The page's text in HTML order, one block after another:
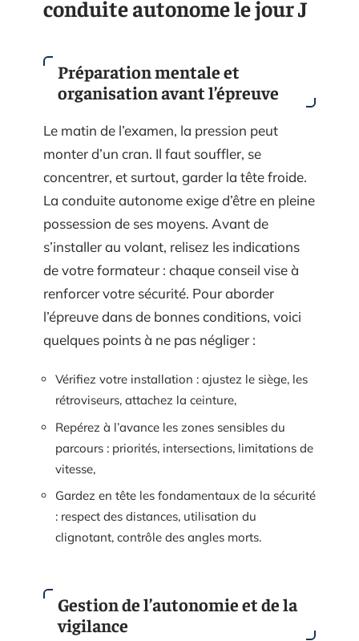
conduite autonome le jour J
Préparation mentale et
organisation avant l’épreuve
Le matin de l’examen, la pression peut
monter d’un cran. Il faut souffler, se
concentrer, et surtout, garder la tête froide.
La conduite autonome exige d’être en pleine
possession de ses moyens. Avant de
s’installer au volant, relisez les indications
de votre formateur : chaque conseil vise à
renforcer votre sécurité. Pour aborder
l’épreuve dans de bonnes conditions, voici
quelques points à ne pas négliger :
Vérifiez votre installation : ajustez le siège, les
rétroviseurs, attachez la ceinture,
Repérez à l’avance les zones sensibles du
parcours : priorités, intersections, limitations de
vitesse,
Gardez en tête les fondamentaux de la sécurité
: respect des distances, utilisation du
clignotant, contrôle des angles morts.
Gestion de l’autonomie et de la
vigilance